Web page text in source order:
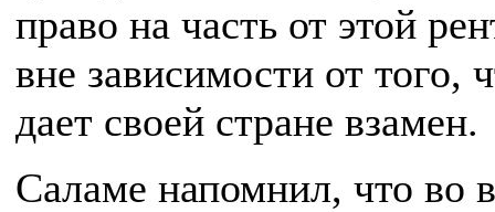
право на часть от этой
вне зависимости от того,
дает своей стране взамен.
Саламе напомнил, что во